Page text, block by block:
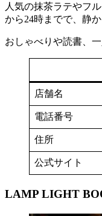
人気の抹茶ラテやフ
から24時までで、静
おしゃべりや読書、
店舗名
電話番号
住所
公式サイト
LAMP LIGHT